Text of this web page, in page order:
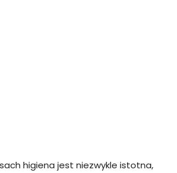
higiena jest niezwykle istotna,